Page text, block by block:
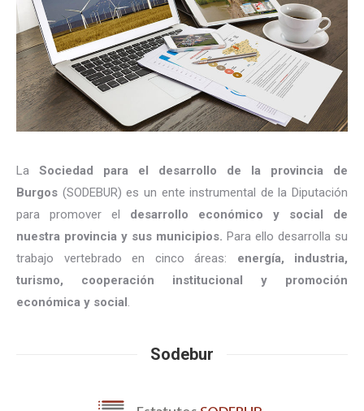
La Sociedad para el desarrollo de la provincia de
Burgos (SODEBUR) es un ente instrumental de la Diputación
para promover el desarrollo económico y social de
nuestra provincia y sus municipios. Para ello desarrolla su
trabajo vertebrado en cinco áreas: energía, industria,
turismo, cooperación institucional y promoción
económica y social.
Sodebur